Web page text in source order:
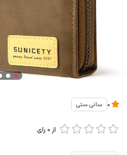
سانی ستی
از0 رای